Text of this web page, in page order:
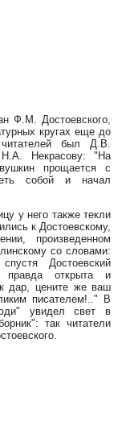
Ф.М. Достоевского,
кругах еще до
был Д.В.
Н.А. Некрасову: "На
прощается с
собой и начал
у него также текли
к Достоевскому,
произведенном
со словами:
Достоевский
правда открыта и
дар, цените же ваш
писателем!.." В
увидел свет в
так читатели